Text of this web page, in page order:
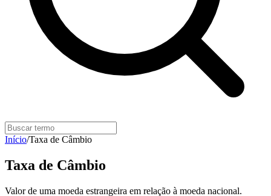
Início/Taxa de Câmbio
Taxa de Câmbio
Valor de uma moeda estrangeira em relação à moeda nacional.